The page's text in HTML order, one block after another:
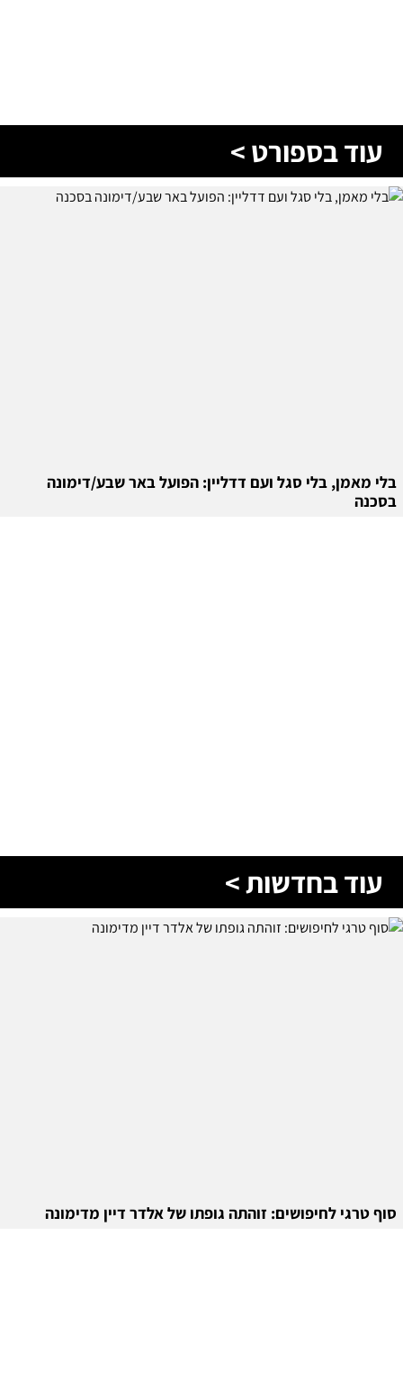
עוד בספורט >
בלי מאמן, בלי סגל ועם דדליין: הפועל באר שבע/דימונה
בסכנה
עוד בחדשות >
סוף טרגי לחיפושים: זוהתה גופתו של אלדר דיין מדימונה